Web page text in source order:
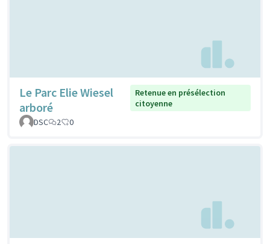
Le Parc Elie Wiesel
arboré
Retenue en présélection
citoyenne
DSC
2 0